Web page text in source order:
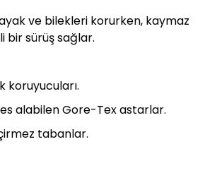
ve bilekleri korurken, kaymaz
bir sürüş sağlar.
koruyucuları.
alabilen Gore-Tex astarlar.
tabanlar.